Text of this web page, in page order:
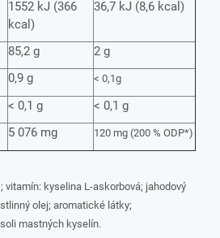
1552 kJ (366
kcal)
36,7 kJ (8,6 kcal)
85,2 g
2 g
0,9 g < 0,1g
< 0,1 g
< 0,1 g
5 076 mg 120 mg (200 % ODP*)
vitamín: kyselina L-askorbová; jahodový
olej; aromatické látky;
mastných kyselín.